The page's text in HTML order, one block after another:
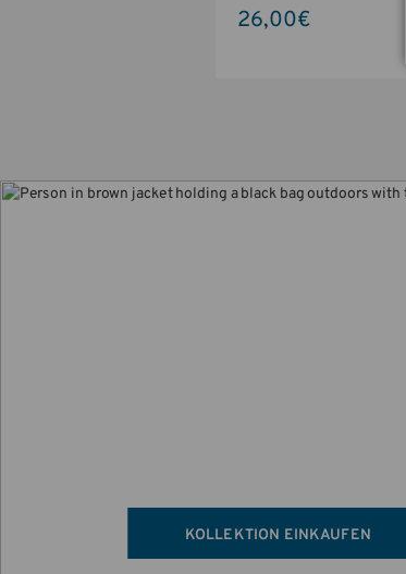
26,00€
KOLLEKTION EINKAUFEN